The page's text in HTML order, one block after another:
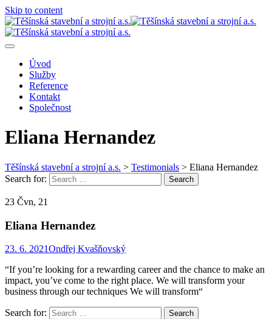
Skip to content
Úvod
Služby
Reference
Kontakt
Společnost
Eliana Hernandez
Těšínská stavební a strojní a.s. > Testimonials > Eliana Hernandez
Search for:
Search
23 Čvn, 21
Eliana Hernandez
23. 6. 2021Ondřej Kvašňovský
“If you’re looking for a rewarding career and the chance to make an
impact, you’ve come to the right place. We will transform your
business through our techniques We will transform“
Search for: Search